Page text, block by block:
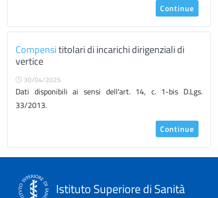
Continue
Compensititolari di incarichi dirigenziali di
vertice
30/04/2025
Dati disponibili ai sensi dell'art. 14, c. 1-bis D.Lgs.
33/2013.
Continue
Istituto Superiore di Sanità